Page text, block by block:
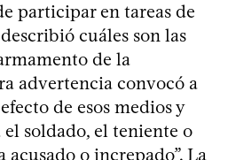
participar en tareas de
cuáles son las
de la
advertencia convocó a
de esos medios y
el soldado, el teniente o
o increpado”. La